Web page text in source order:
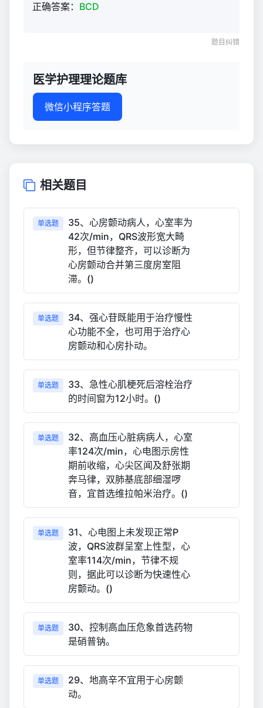
正确答案： BCD
题目纠错
医学护理理论题库
微信小程序答题
相关题目
单选题
35、心房颤动病人，心室率为
42次/min，QRS波形宽大畸
形，但节律整齐，可以诊断为
心房颤动合并第三度房室阻
滞。()
单选题
34、强心苷既能用于治疗慢性
心功能不全，也可用于治疗心
房颤动和心房扑动。
单选题
33、急性心肌梗死后溶栓治疗
的时间窗为12小时。()
单选题
32、高血压心脏病病人，心室
率124次/min，心电图示房性
期前收缩，心尖区闻及舒张期
奔马律，双肺基底部细湿啰
音，宜首选维拉帕米治疗。()
单选题
31、心电图上未发现正常P
波，QRS波群呈室上性型，心
室率114次/min，节律不规
则，据此可以诊断为快速性心
房颤动。()
单选题
30、控制高血压危象首选药物
是硝普钠。
单选题
29、地高辛不宜用于心房颤
动。